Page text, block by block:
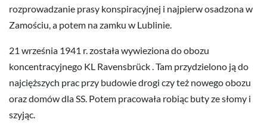
rozprowadzanie prasy konspiracyjnej i najpierw osadzona w
Zamościu, a potem na zamku w Lublinie.
21 września 1941 r. została wywieziona do obozu
koncentracyjnego KL Ravensbrück . Tam przydzielono ją do
najcięższych prac przy budowie drogi czy też nowego obozu
oraz domów dla SS. Potem pracowała robiąc buty ze słomy i
szyjąc.